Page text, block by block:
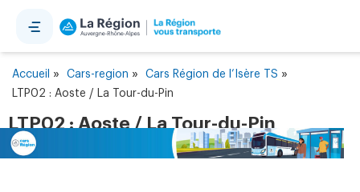
Accueil » Cars-region » Cars Région de l’Isère TS »
LTP02 : Aoste / La Tour-du-Pin
LTP02 : Aoste / La Tour-du-Pin